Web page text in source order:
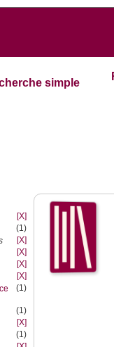
simple
[X]
(1)
[X]
[X]
[X]
[X]
(1)
(1)
[X]
(1)